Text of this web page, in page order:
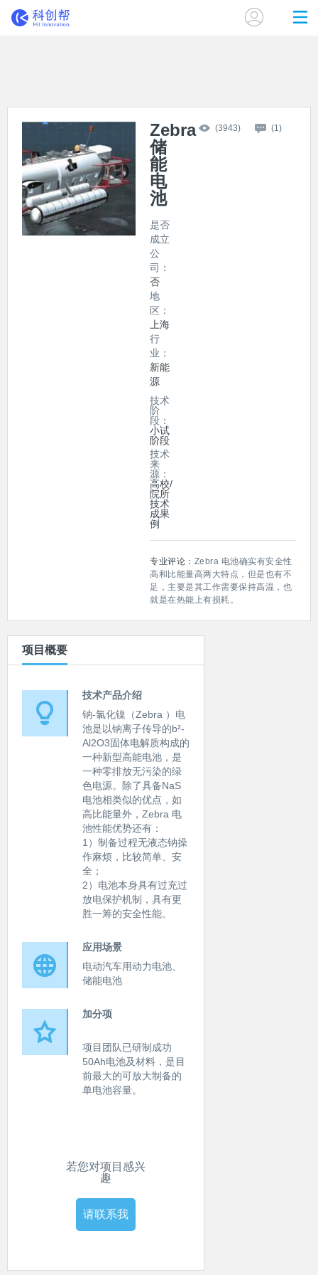
(3943) (1)
Zebra
储
能
电
池
是否
成立
公
司：
否
地
区：
上海
行
业：
新能
源
技术
阶
段：
小试
阶段
技术
来
源：
高校/
院所
技术
成果
例
专业评论： Zebra 电池确实有安全性
高和比能量高两大特点，但是也有不
足，主要是其工作需要保持高温，也
就是在热能上有损耗。
项目概要
技术产品介绍
钠-氯化镍（Zebra ）电
池是以钠离子传导的b²-
Al2O3固体电解质构成的
一种新型高能电池，是
一种零排放无污染的绿
色电源。除了具备NaS
电池相类似的优点，如
高比能量外，Zebra 电
池性能优势还有：
1）制备过程无液态钠操
作麻烦，比较简单、安
全；
2）电池本身具有过充过
放电保护机制，具有更
胜一筹的安全性能。
应用场景
电动汽车用动力电池、
储能电池
加分项
项目团队已研制成功
50Ah电池及材料，是目
前最大的可放大制备的
单电池容量。
若您对项目感兴
趣
请联系我